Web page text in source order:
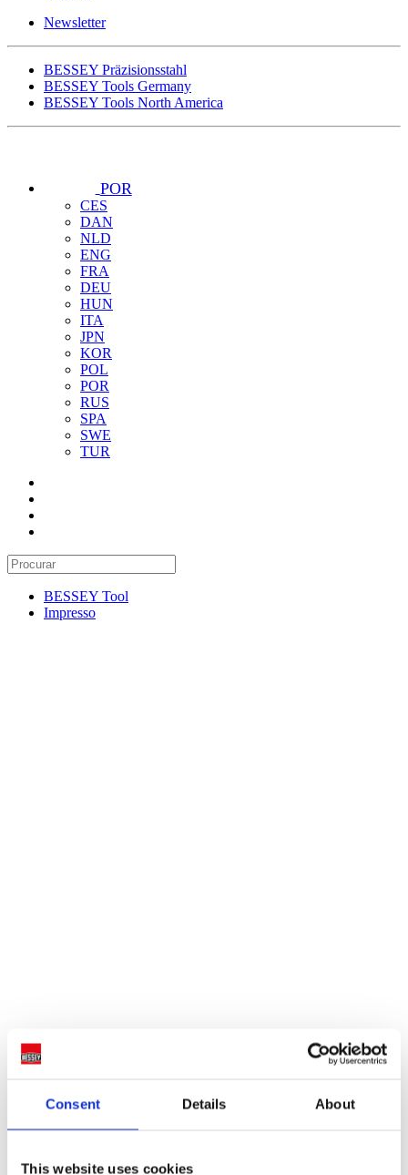
Consent Details About
This website uses cookies
Newsletter
BESSEY Präzisionsstahl
BESSEY Tools Germany
BESSEY Tools North America
POR
CES
DAN
NLD
ENG
FRA
DEU
HUN
ITA
JPN
KOR
POL
POR
RUS
SPA
SWE
TUR
BESSEY Tool
Impresso